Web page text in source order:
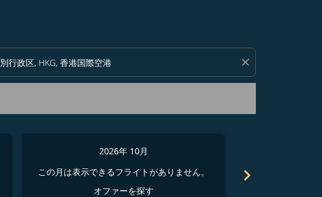
close
2026年 10月
この月は表示できるフライトがありません。
オファーを探す
chevron_right